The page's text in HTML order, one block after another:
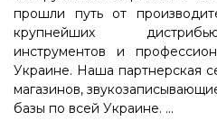
прошли путь от
крупнейших
инструментов и
Украине. Наша партнерская
магазинов,
базы по всей Украине. ...